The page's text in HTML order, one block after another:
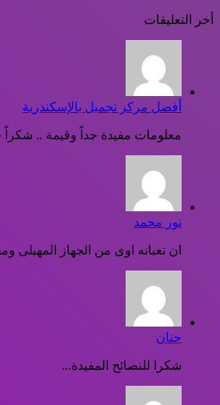
أخر التعليقات
أفضل مركز تجميل بالإسكندرية
معلومات مفيدة جداً وقيمة .. شكراً
نور محمد
ان تعبانه اوى من الجهاز
حنان
شكرا للنصائح المفيدة...